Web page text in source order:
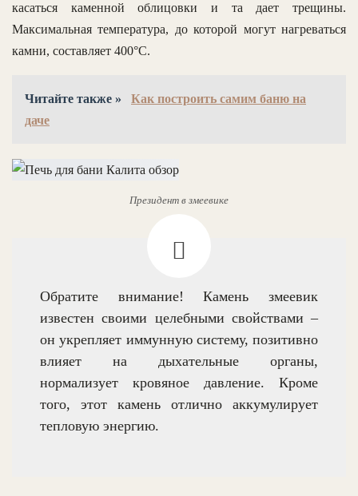
касаться каменной облицовки и та дает трещины.
Максимальная температура, до которой могут нагреваться
камни, составляет 400°С.
Читайте также »
Как построить самим баню на
даче
Президент в змеевике
Обратите внимание! Камень змеевик
известен своими целебными свойствами –
он укрепляет иммунную систему, позитивно
влияет на дыхательные органы,
нормализует кровяное давление. Кроме
того, этот камень отлично аккумулирует
тепловую энергию.